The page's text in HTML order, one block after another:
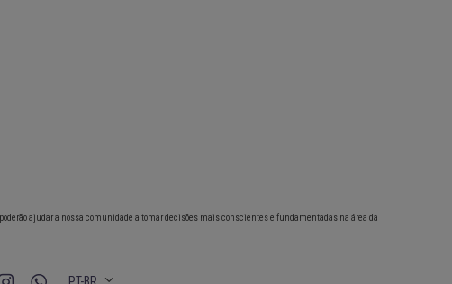
ajudar a nossa comunidade a tomar decisões mais conscientes e fundamentadas na área da
PT-BR